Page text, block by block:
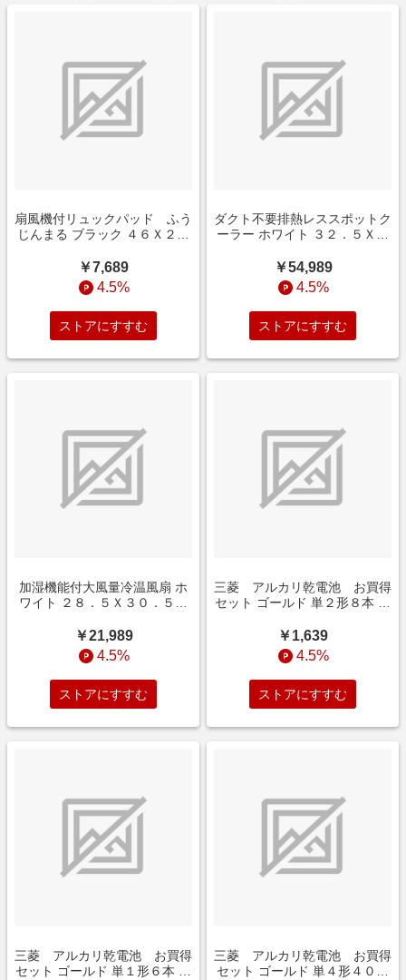
リーベイツアプリでPayPay決済が正常に完了しない場合、た
いへん恐れ入りますが、クレジットカード決済などの、
PayPay決済以外の方法をご検討ください。PayPay決済をご希
望の場合は、SafariやChromeなどのブラウザからリーベイツ
のウェブページを経由してストアにお進みください。
扇風機付リュックパッド ふう
じんまる ブラック ４６Ｘ２６
￥7,689
4.5%
ストアにすすむ
ダクト不要排熱レススポットク
ーラー ホワイト ３２．５Ｘ２
￥54,989
4.5%
ストアにすすむ
加湿機能付大風量冷温風扇 ホ
ワイト ２８．５Ｘ３０．５Ｘ
￥21,989
4.5%
ストアにすすむ
三菱 アルカリ乾電池 お買得
セット ゴールド 単２形８本 イ
￥1,639
4.5%
ストアにすすむ
三菱 アルカリ乾電池 お買得
セット ゴールド 単１形６本 イ
三菱 アルカリ乾電池 お買得
セット ゴールド 単４形４０本